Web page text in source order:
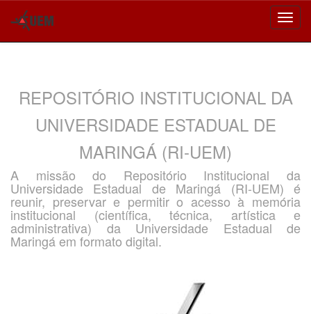
REPOSITÓRIO INSTITUCIONAL DA
UNIVERSIDADE ESTADUAL DE
MARINGÁ (RI-UEM)
A missão do Repositório Institucional da
Universidade Estadual de Maringá (RI-UEM) é
reunir, preservar e permitir o acesso à memória
institucional (científica, técnica, artística e
administrativa) da Universidade Estadual de
Maringá em formato digital.